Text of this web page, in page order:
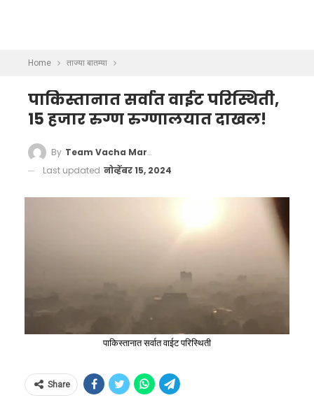
Home ताज्या बातम्या
पाकिस्तानात सर्वात वाईट परिस्थिती,
15 हजार रुग्ण रुग्णालयात दाखल!
By Team Vacha Marathi
Last updated नोव्हेंबर 15, 2024
पाकिस्तानात सर्वात वाईट परिस्थिती
Share